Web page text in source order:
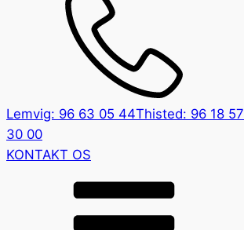
Lemvig: 96 63 05 44Thisted: 96 18
30 00
KONTAKT OS